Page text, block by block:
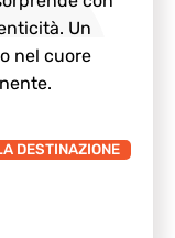
Un
nel cuore
DESTINAZIONE